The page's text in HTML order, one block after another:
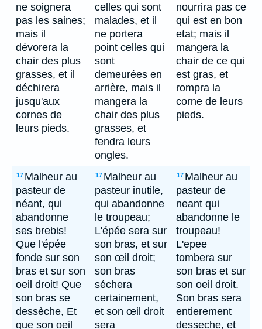
ne soignera
pas les saines;
mais il
dévorera la
chair des plus
grasses, et il
déchirera
jusqu'aux
cornes de
leurs pieds.
celles qui sont
malades, et il
ne portera
point celles qui
sont
demeurées en
arrière, mais il
mangera la
chair des plus
grasses, et
fendra leurs
ongles.
nourrira pas ce
qui est en bon
etat; mais il
mangera la
chair de ce qui
est gras, et
rompra la
corne de leurs
pieds.
17 Malheur au
pasteur de
néant, qui
abandonne
ses brebis!
Que l'épée
fonde sur son
bras et sur son
oeil droit! Que
son bras se
dessèche, Et
que son oeil
17 Malheur au
pasteur inutile,
qui abandonne
le troupeau;
L'épée sera sur
son bras, et sur
son œil droit;
son bras
séchera
certainement,
et son œil droit
sera
17 Malheur au
pasteur de
neant qui
abandonne le
troupeau!
L'epee
tombera sur
son bras et sur
son oeil droit.
Son bras sera
entierement
desseche, et